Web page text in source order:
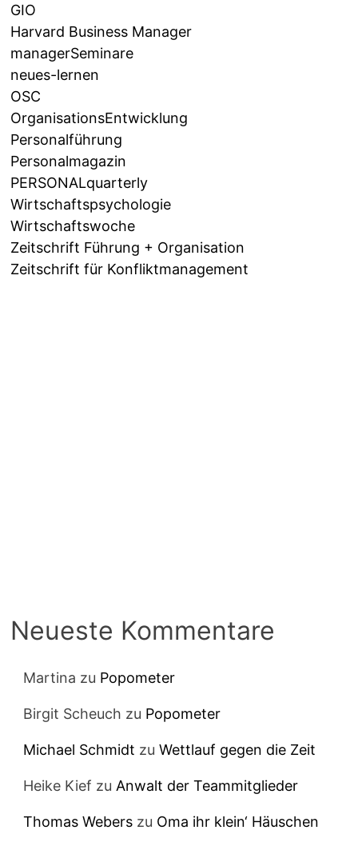
GIO
Harvard Business Manager
managerSeminare
neues-lernen
OSC
OrganisationsEntwicklung
Personalführung
Personalmagazin
PERSONALquarterly
Wirtschaftspsychologie
Wirtschaftswoche
Zeitschrift Führung + Organisation
Zeitschrift für Konfliktmanagement
Neueste Kommentare
Martina zu Popometer
Birgit Scheuch zu Popometer
Michael Schmidt zuWettlauf gegen die Zeit
Heike Kief zuAnwalt der Teammitglieder
Thomas Webers zu Oma ihr klein‘ Häuschen